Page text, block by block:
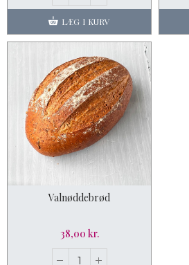
LÆG I KURV
Valnøddebrød
38,00 kr.